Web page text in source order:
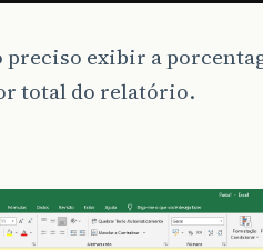
preciso exibir a
total do relatório.